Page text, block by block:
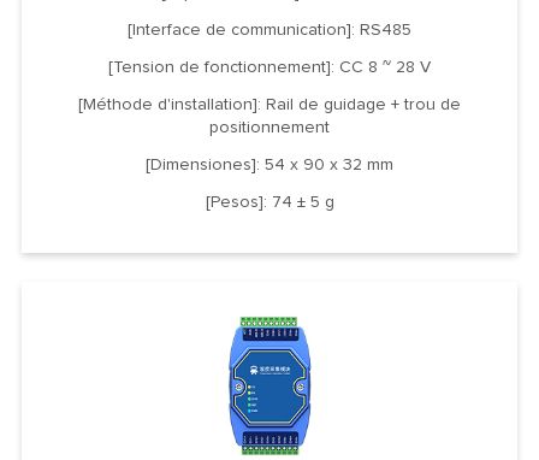
[Interface de communication]: RS485
[Tension de fonctionnement]: CC 8 ~ 28 V
[Méthode d'installation]: Rail de guidage + trou de
positionnement
[Dimensiones]: 54 x 90 x 32 mm
[Pesos]: 74 ± 5 g